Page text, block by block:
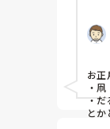
お正
・凧
・だ
とか